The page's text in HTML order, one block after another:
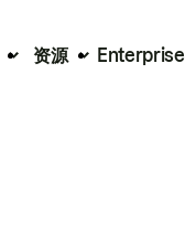
资源 Enterprise